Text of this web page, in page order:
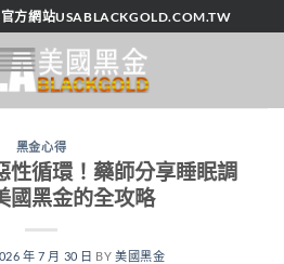
方網站USABLACKGOLD.COM.TW
黑金心得
性循環！藥師分享睡眠調
國黑金的全攻略
年 7 月 30 日 BY 美國黑金